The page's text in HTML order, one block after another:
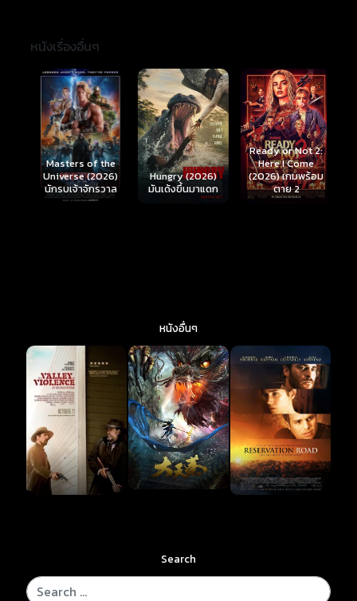
หนังเรื่องอื่นๆ
Masters of the
Universe (2026)
นักรบเจ้าจักรวาล
Hungry (2026)
มันเด้งขึ้นมาแดก
Ready or Not 2:
Here I Come
(2026) เกมพร้อม
ตาย 2
หนังอื่นๆ
Search